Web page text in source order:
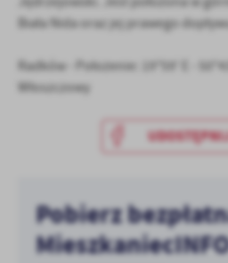
treści w postaci wiadomości, ofert,
społecznościowych.
Biała Nida oraz jej prawego
Radków - Położenie: 19°59' E -
Włoszczowy
Pobierz